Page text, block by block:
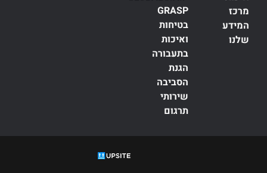
מרכז
המידע
שלנו
GRASP
בטיחות
ואיכות
בתעבורה
הגנת
הסביבה
שירותי
תרגום